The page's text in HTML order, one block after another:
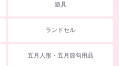
遊具
ランドセル
五月人形・五月節句用品